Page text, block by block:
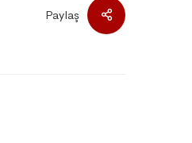
Paylaş